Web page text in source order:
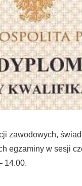
zawodowych,
egzaminy w sesji
14.00.